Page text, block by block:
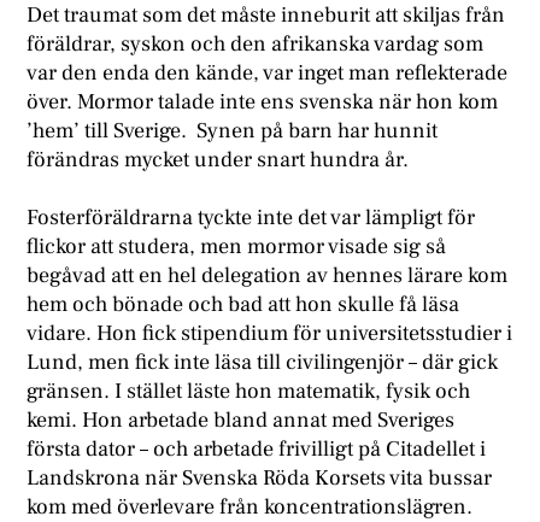
Det traumat som det måste inneburit att skiljas från
föräldrar, syskon och den afrikanska vardag som
var den enda den kände, var inget man reflekterade
över. Mormor talade inte ens svenska när hon kom
’hem’ till Sverige. Synen på barn har hunnit
förändras mycket under snart hundra år.
Fosterföräldrarna tyckte inte det var lämpligt för
flickor att studera, men mormor visade sig så
begåvad att en hel delegation av hennes lärare kom
hem och bönade och bad att hon skulle få läsa
vidare. Hon fick stipendium för universitetsstudier i
Lund, men fick inte läsa till civilingenjör – där gick
gränsen. I stället läste hon matematik, fysik och
kemi. Hon arbetade bland annat med Sveriges
första dator – och arbetade frivilligt på Citadellet i
Landskrona när Svenska Röda Korsets vita bussar
kom med överlevare från koncentrationslägren.